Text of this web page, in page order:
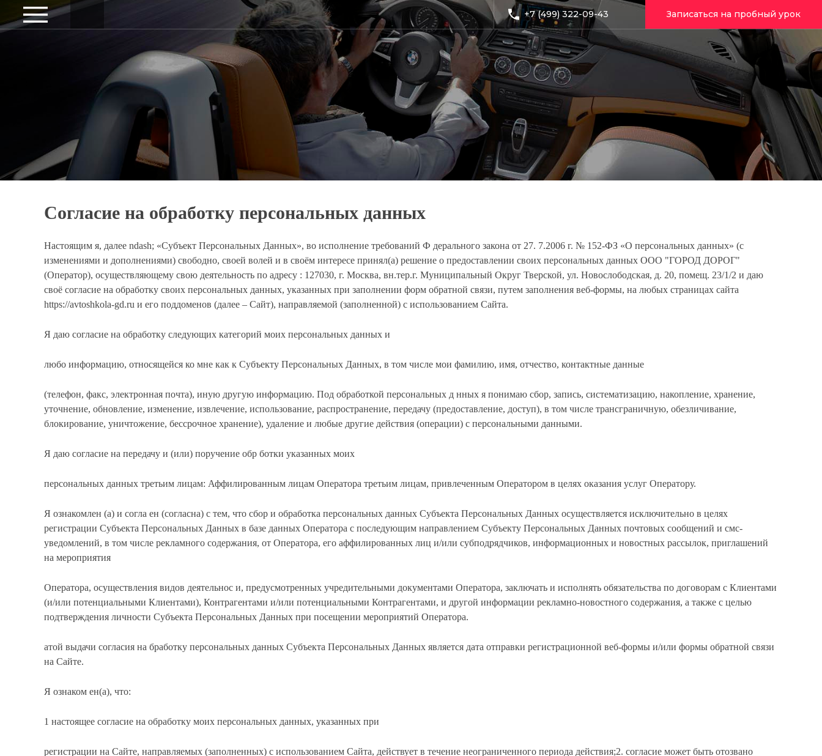
+7 (499) 322-09-43 Записаться на пробный урок
Согласие на обработку персональных данных
Настоящим я, далее ndash; «Субъект Персональных Данных», во исполнение требований Ф дерального закона от 27. 7.2006 г. № 152-ФЗ «О персональных данных» (с
изменениями и дополнениями) свободно, своей волей и в своём интересе принял(а) решение о предоставлении своих персональных данных ООО "ГОРОД ДОРОГ"
(Оператор), осуществляющему свою деятельность по адресу : 127030, г. Москва, вн.тер.г. Муниципальный Округ Тверской, ул. Новослободская, д. 20, помещ. 23/1/2 и даю
своё согласие на обработку своих персональных данных, указанных при заполнении форм обратной связи, путем заполнения веб-формы, на любых страницах сайта
https://avtoshkola-gd.ru и его поддоменов (далее – Сайт), направляемой (заполненной) с использованием Сайта.
Я даю согласие на обработку следующих категорий моих персональных данных и
любо информацию, относящейся ко мне как к Субъекту Персональных Данных, в том числе мои фамилию, имя, отчество, контактные данные
(телефон, факс, электронная почта), иную другую информацию. Под обработкой персональных д нных я понимаю сбор, запись, систематизацию, накопление, хранение,
уточнение, обновление, изменение, извлечение, использование, распространение, передачу (предоставление, доступ), в том числе трансграничную, обезличивание,
блокирование, уничтожение, бессрочное хранение), удаление и любые другие действия (операции) с персональными данными.
Я даю согласие на передачу и (или) поручение обр ботки указанных моих
персональных данных третьим лицам: Аффилированным лицам Оператора третьим лицам, привлеченным Оператором в целях оказания услуг Оператору.
Я ознакомлен (а) и согла ен (согласна) с тем, что сбор и обработка персональных данных Субъекта Персональных Данных осуществляется исключительно в целях
регистрации Субъекта Персональных Данных в базе данных Оператора с последующим направлением Субъекту Персональных Данных почтовых сообщений и смс-
уведомлений, в том числе рекламного содержания, от Оператора, его аффилированных лиц и/или субподрядчиков, информационных и новостных рассылок, приглашений
на мероприятия
Оператора, осуществления видов деятельнос и, предусмотренных учредительными документами Оператора, заключать и исполнять обязательства по договорам с Клиентами
(и/или потенциальными Клиентами), Контрагентами и/или потенциальными Контрагентами, и другой информации рекламно-новостного содержания, а также с целью
подтверждения личности Субъекта Персональных Данных при посещении мероприятий Оператора.
атой выдачи согласия на бработку персональных данных Субъекта Персональных Данных является дата отправки регистрационной веб-формы и/или формы обратной связи
на Сайте.
Я ознаком ен(а), что:
1 настоящее согласие на обработку моих персональных данных, указанных при
регистрации на Сайте, направляемых (заполненных) с использованием Cайта, действует в течение неограниченного периода действия;2. согласие может быть отозвано